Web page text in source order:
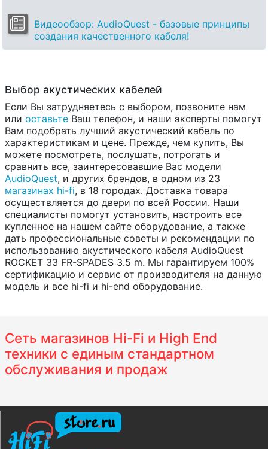
Видеообзор: AudioQuest - базовые принципы
создания качественного кабеля!
Выбор акустических кабелей
Если Вы затрудняетесь с выбором, позвоните нам
или оставьте Ваш телефон, и наши эксперты помогут
Вам подобрать лучший акустический кабель по
характеристикам и цене. Прежде, чем купить, Вы
можете посмотреть, послушать, потрогать и
сравнить все, заинтересовавшие Вас модели
AudioQuest, и других брендов, в одном из 23
магазинах hi-fi, в 18 городах. Доставка товара
осуществляется до двери по всей России. Наши
специалисты помогут установить, настроить все
купленное на нашем сайте оборудование, а также
дать профессиональные советы и рекомендации по
использованию акустического кабеля AudioQuest
ROCKET 33 FR-SPADES 3.5 m. Мы гарантируем 100%
сертификацию и сервис от производителя на данную
модель и все hi-fi и hi-end оборудование.
Сеть магазинов Hi-Fi и High End
техники с единым стандартном
обслуживания и продаж